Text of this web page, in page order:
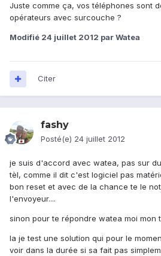
Juste comme ça, vos téléphones sont
opérateurs avec surcouche ?
Modifié 24 juillet 2012 par Watea
Citer
fashy
Posté(e) 24 juillet 2012
je suis d'accord avec watea, pas sur
tèl, comme il dit c'est logiciel pas
bon reset et avec de la chance te le
l'envoyeur....
sinon pour te répondre watea moi mon
la je test une solution qui pour le
voir dans la durée si sa fait pas